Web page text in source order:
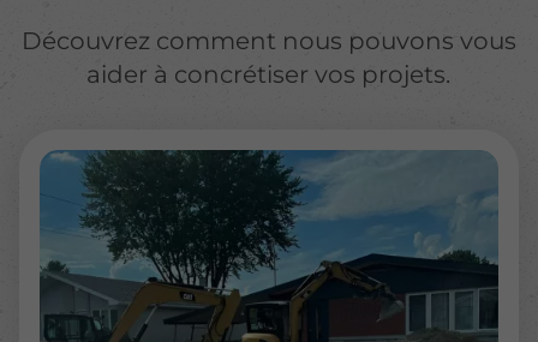
Découvrez comment nous pouvons vous
aider à concrétiser vos projets.